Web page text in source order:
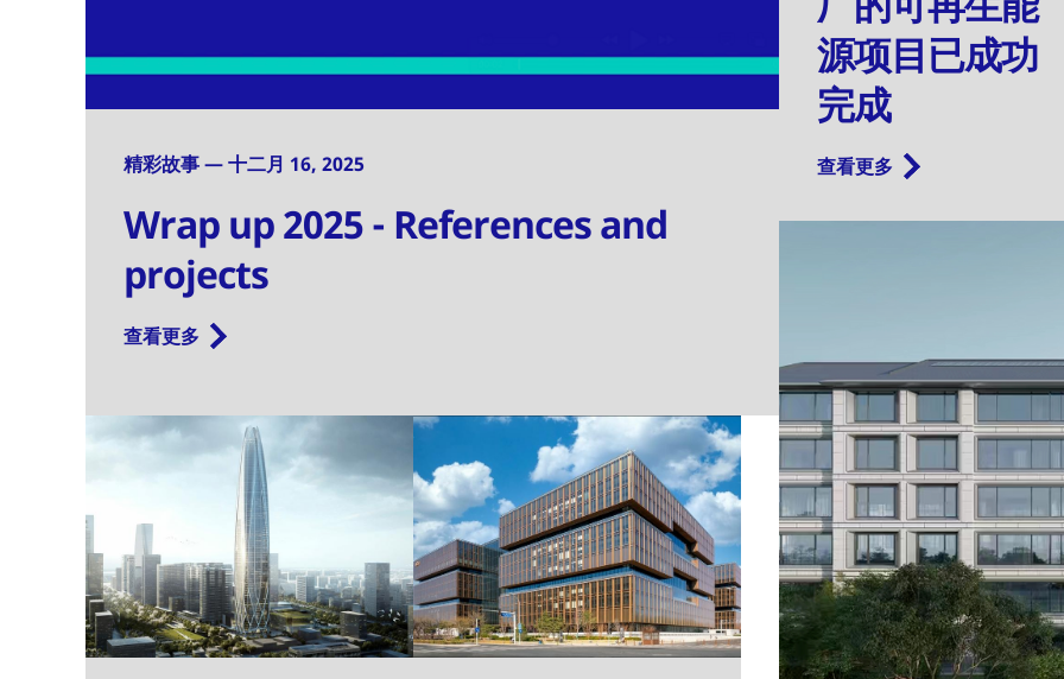
精彩故事 — 十二月 16, 2025
Wrap up 2025 - References and
projects
查看更多
源项目已成功
完成
查看更多